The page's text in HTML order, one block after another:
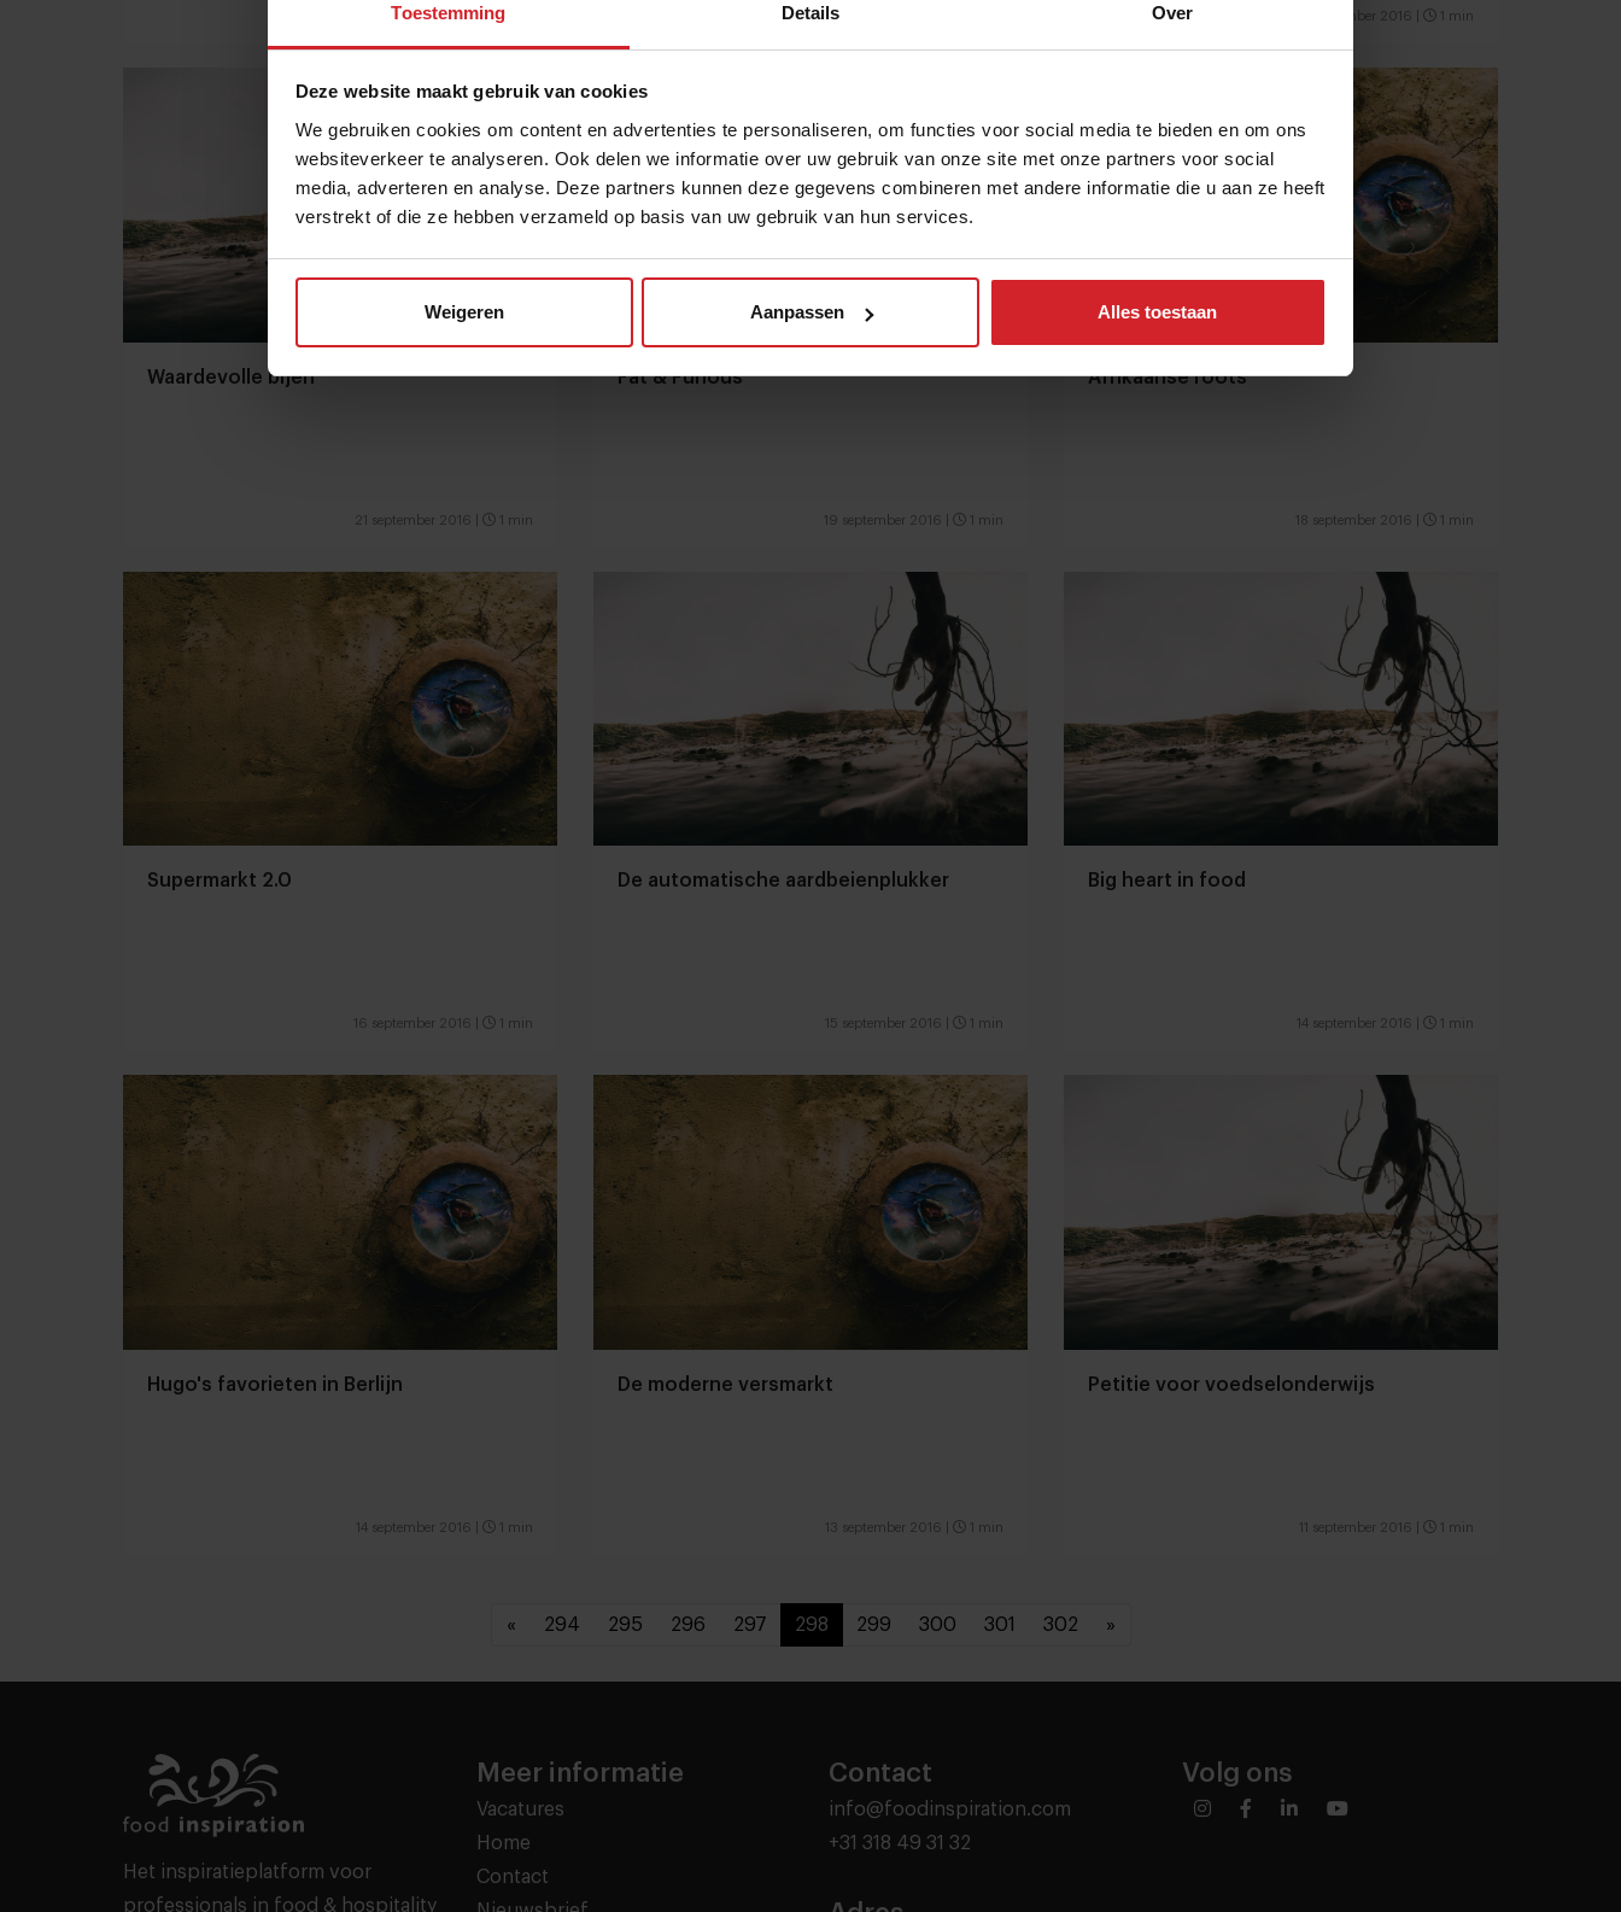
Toestemming Details Over
Deze website maakt gebruik van cookies
We gebruiken cookies om content en advertenties te personaliseren, om functies voor social media te bieden en om ons
websiteverkeer te analyseren. Ook delen we informatie over uw gebruik van onze site met onze partners voor social
media, adverteren en analyse. Deze partners kunnen deze gegevens combineren met andere informatie die u aan ze heeft
verstrekt of die ze hebben verzameld op basis van uw gebruik van hun services.
Weigeren Aanpassen Alles toestaan
25 september 2016| 1 min 24 september 2016 23 september 2016 1 min
Waardevolle bijen
21 september 2016 1 min
Fat & Furious
19 september 2016 1 min
Afrikaanse roots
18 september 2016 1 min
Supermarkt 2.0
16 september 2016 1 min
De automatische aardbeienplukker
15 september 2016 1 min
Big heart in food
14 september 2016 1 min
Hugo's favorieten in Berlijn
14 september 2016 1 min
De moderne versmarkt
13 september 2016 1 min
Petitie voor voedselonderwijs
11 september 2016 1 min
« 294 295 296 297 298 299 300 301 302 »
Het inspiratieplatform voor
professionals in food & hospitality
Meer informatie
Vacatures
Home
Contact
Contact
info@foodinspiration.com
+31 318 49 31 32
Volg ons